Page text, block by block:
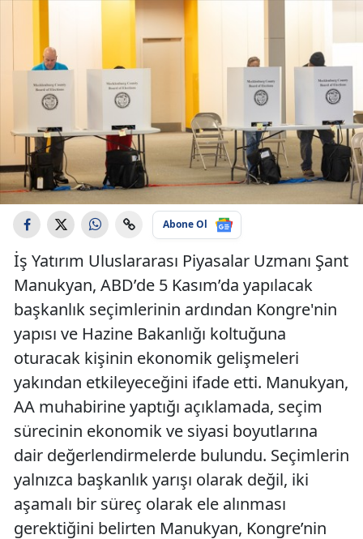
Abone Ol
İş Yatırım Uluslararası Piyasalar Uzmanı Şant
Manukyan, ABD’de 5 Kasım’da yapılacak
başkanlık seçimlerinin ardından Kongre'nin
yapısı ve Hazine Bakanlığı koltuğuna
oturacak kişinin ekonomik gelişmeleri
yakından etkileyeceğini ifade etti. Manukyan,
AA muhabirine yaptığı açıklamada, seçim
sürecinin ekonomik ve siyasi boyutlarına
dair değerlendirmelerde bulundu. Seçimlerin
yalnızca başkanlık yarışı olarak değil, iki
aşamalı bir süreç olarak ele alınması
gerektiğini belirten Manukyan, Kongre’nin